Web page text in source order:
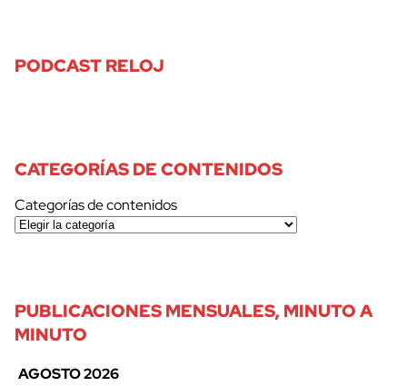
PODCAST RELOJ
CATEGORÍAS DE CONTENIDOS
Categorías de contenidos
PUBLICACIONES MENSUALES, MINUTO A
MINUTO
AGOSTO 2026